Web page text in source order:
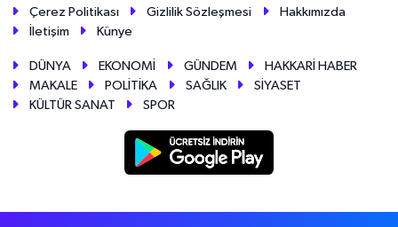
Çerez Politikası
Gizlilik Sözleşmesi
Hakkımızda
İletişim
Künye
DÜNYA EKONOMİ GÜNDEM
HAKKARİ HABER
MAKALE
POLİTİKA SAĞLIK
SİYASET
KÜLTÜR SANAT
SPOR